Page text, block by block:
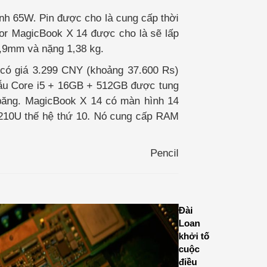
65W. Pin được cho là cung cấp thời
MagicBook X 14 được cho là sẽ lấp
và nặng 1,38 kg.
giá 3.299 CNY (khoảng 37.600 Rs)
Core i5 + 16GB + 512GB được tung
MagicBook X 14 có màn hình 14
thế hệ thứ 10. Nó cung cấp RAM
Pencil
Đài
Loan
khởi tố
cuộc
điều